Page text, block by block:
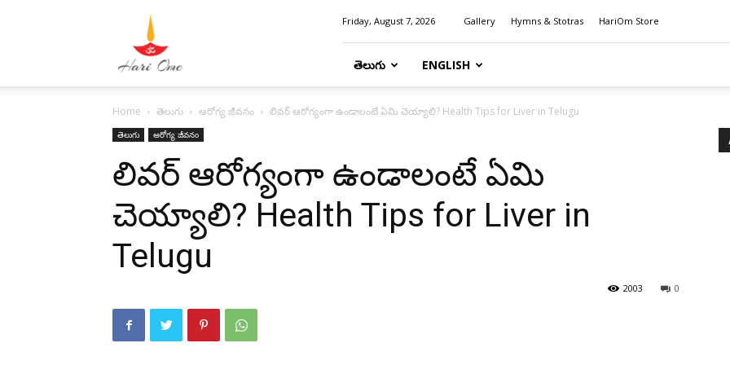
Friday, August 7, 2026 Gallery Hymns & Stotras HariOm Store
తెలుగు ENGLISH
Home తెలుగు ఆరోగ్య జీవనం లివర్ ఆరోగ్యంగా ఉండాలంటే ఏమి చెయ్యాలి? Health Tips for Liver in Telugu
తెలుగు ఆరోగ్య జీవనం
లివర్ ఆరోగ్యంగా ఉండాలంటే ఏమి
చెయ్యాలి? Health Tips for Liver in
Telugu
0
2003